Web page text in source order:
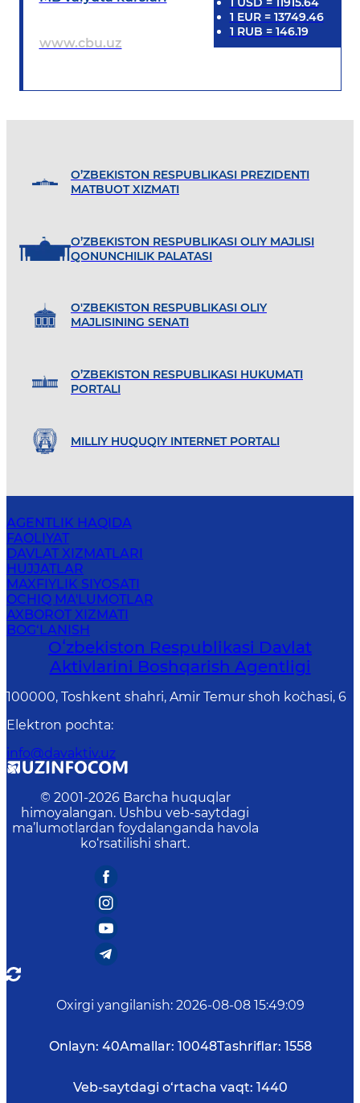
www.cbu.uz
1 EUR= 13749.46
1 RUB = 146.19
O’ZBEKISTON RESPUBLIKASI PREZIDENTI
MATBUOT XIZMATI
O’ZBEKISTON RESPUBLIKASI OLIY MAJLISI
QONUNCHILIK PALATASI
O'ZBEKISTON RESPUBLIKASI OLIY
MAJLISINING SENATI
O’ZBEKISTON RESPUBLIKASI HUKUMATI
PORTALI
MILLIY HUQUQIY INTERNET PORTALI
AGENTLIK HAQIDA
FAOLIYAT
DAVLAT XIZMATLARI
HUJJATLAR
MAXFIYLIK SIYOSATI
OCHIQ MA'LUMOTLAR
AXBOROT XIZMATI
BOG‘LANISH
Oʻzbekiston Respublikasi Davlat
Aktivlarini Boshqarish Agentligi
100000, Toshkent shahri, Amir Temur shoh ko`chasi, 6
Elektron pochta:
info@davaktiv.uz
© 2001-2026 Barcha huquqlar
himoyalangan. Ushbu veb-saytdagi
ma’lumotlardan foydalanganda havola
ko‘rsatilishi shart.
Oxirgi yangilanish: 2026-08-08 15:49:09
Onlayn: 40Amallar: 10048Tashriflar: 1558
Veb-saytdagi o‘rtacha vaqt: 1440